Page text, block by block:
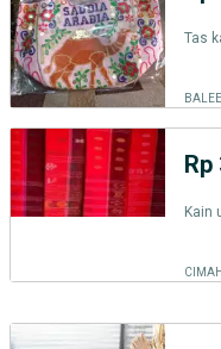
Tas
Rp